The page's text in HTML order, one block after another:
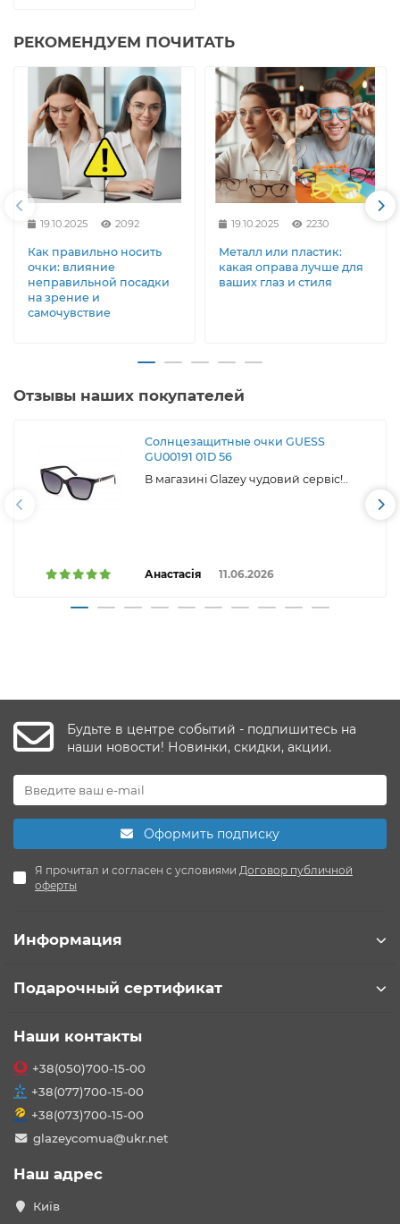
РЕКОМЕНДУЕМ ПОЧИТАТЬ
19.10.2025 2092
Как правильно носить
очки: влияние
неправильной посадки
на зрение и
самочувствие
19.10.2025 2230
Металл или пластик:
какая оправа лучше для
ваших глаз и стиля
Отзывы наших покупателей
Солнцезащитные очки GUESS
GU00191 01D 56
В магазині Glazey чудовий сервіс!..
Анастасія 11.06.2026
Будьте в центре событий - подпишитесь на
наши новости! Новинки, скидки, акции.
Оформить подписку
Я прочитал и согласен с условиями Договор публичной
оферты
Информация
Подарочный сертификат
Наши контакты
+38(050)700-15-00
+38(077)700-15-00
+38(073)700-15-00
glazeycomua@ukr.net
Наш адрес
Київ